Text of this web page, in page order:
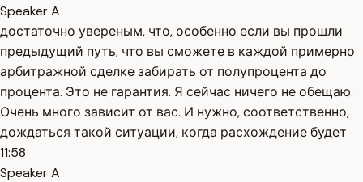
Speaker A
достаточно увереным, что, особенно если вы прошли
предыдущий путь, что вы сможете в каждой примерно
арбитражной сделке забирать от полупроцента до
процента. Это не гарантия. Я сейчас ничего не обещаю.
Очень много зависит от вас. И нужно, соответственно,
дождаться такой ситуации, когда расхождение будет
11:58
Speaker A